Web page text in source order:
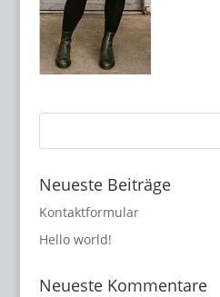
Neueste Beiträge
Kontaktformular
Hello world!
Neueste Kommentare